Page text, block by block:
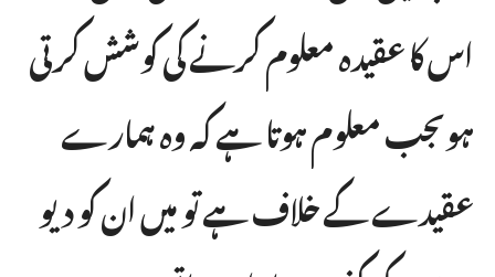
اس کا عقیدہ معلوم کرنے کی کوشش کرتی
ہوںجب معلوم ہوتا ہے کہ وہ ہمارے
عقیدے کے خلاف ہے تو میں ان کو دیو